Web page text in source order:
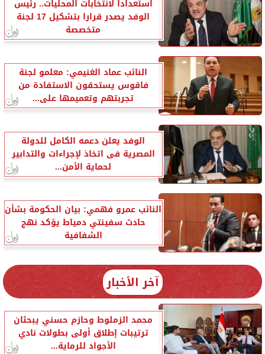
استعدادا لانتخابات المحليات.. رئيس
الوفد يصدر قرارا بتشكيل 17 لجنة
متخصصة
النائب عماد الغنيمي: معلمو لجنة
فاقوس يستحقون الاستفادة من
تجربتهم وتعميمها على...
الوفد يعلن دعمه الكامل للدولة
المصرية فى اتخاذ لإجراءات والتدابير
لحماية الأمن...
النائب عمرو فهمي: بيان الحكومة بشأن
حادث سفينتي دمياط يؤكد نهج
الشفافية
آخر الأخبار
محمد الزملوط وحازم حسني يبحثان
ترتيبات إطلاق أولى بطولات نادي
الأجواد للرماية...